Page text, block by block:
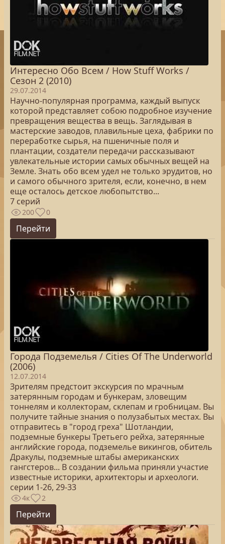
Интересно Обо Всем / How Stuff Works /
Сезон 2 (2010)
29.07.2014
Научно-популярная программа, каждый выпуск
которой представляет собою подробное изучение
превращения вещества в вещь. Заглядывая в
мастерские заводов, плавильные цеха, фабрики по
переработке сырья, на пшеничные поля и
плантации, создатели передачи рассказывают
увлекательные истории самых обычных вещей на
Земле. Знать обо всем удел не только эрудитов, но
и самого обычного зрителя, если, конечно, в нем
еще осталось детское любопытство...
7 серий
200 0
Перейти
Города Подземелья / Cities Of The Underworld
(2006)
12.07.2014
Зрителям предстоит экскурсия по мрачным
затерянным городам и бункерам, зловещим
тоннелям и коллекторам, склепам и гробницам. Вы
получите тайные знания о полузабытых местах. Вы
отправитесь в "город греха" Шотландии,
подземные бункеры Третьего рейха, затерянные
английские города, подземелье викингов, обитель
Дракулы, подземные штабы американских
гангстеров... В создании фильма приняли участие
известные историки, архитекторы и археологи.
серии 1-26, 29-33
4к 2
Перейти